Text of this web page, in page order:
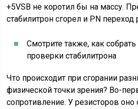
+5VSB не коротил бы на массу.
стабилитрон сгорел и PN переход
Смотрите также, как собрать
проверки стабилитрона
Что происходит при сгорании
физической точки зрения? Во-
сопротивление. У резисторов оно